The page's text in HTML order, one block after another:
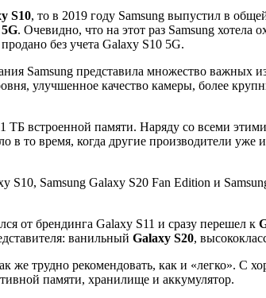
S10, то в 2019 году Samsung выпустил в
. Очевидно, что на этот раз Samsung
без учета Galaxy S10 5G.
Samsung представила множество важных
улучшенное качество камеры, более
ТБ встроенной памяти. Наряду со всеми
в то время, когда другие производители
S10, Samsung Galaxy S20 Fan Edition и
от брендинга Galaxy S11 и сразу перешел к
ванильный Galaxy S20,
же трудно рекомендовать, как и «легко». С
памяти, хранилище и аккумулятор.